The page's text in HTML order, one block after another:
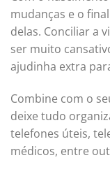
mudanças e o
delas. Conciliar a
ser muito
ajudinha extra
Combine com o
deixe tudo
telefones úteis,
médicos, entre